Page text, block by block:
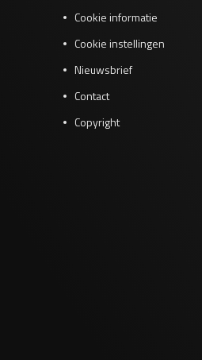
Cookie informatie
Cookie instellingen
Nieuwsbrief
Contact
Copyright